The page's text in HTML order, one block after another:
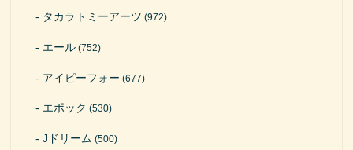
タカラトミーアーツ (972)
エール (752)
アイピーフォー (677)
エポック (530)
Jドリーム (500)